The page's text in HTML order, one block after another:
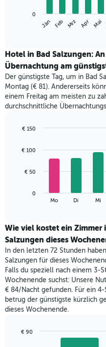
folgende
den
durchschnittlichen
Zimmerpreis
im
jeweiligen
Monat
an.
Diagramm
X-
die
Monate
hat
1
Y-
Achse,
die
den
durchschnittlichen
Zimmerpreis
anzeigt.
Jän Feb Mrz Apr Mai
0
Hotel in Bad Salzungen:
Übernachtung am
Der günstigste Tag, um in Bad
Montag (€ 81). Andererseits
einem Freitag am meisten zu
durchschnittliche
with
bars.
folgende
den
durchschnittlichen
Preis
eines
Zimmers
für
den
jeweiligen
Wochentag.
Das
hat
Mo Di Mi
0
€ 50
€ 100
€ 150
Wie viel kostet ein
Salzungen dieses
In den letzten 72 Stunden
Salzungen für dieses
Falls du speziell nach einem 3-
Wochenende suchst: Unsere
€ 84/Nacht gefunden. Für ein
betrug der günstigste kürzlich
dieses Wochenende.
€ 90